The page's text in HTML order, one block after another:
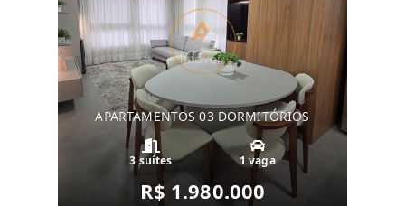
APARTAMENTOS 03 DORMITÓRIOS
3 suítes 1 vaga
R$ 1.980.000